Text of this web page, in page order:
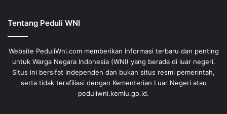
Tentang Peduli WNI
Website PeduliWni.com memberikan Informasi terbaru dan penting
untuk Warga Negara Indonesia (WNI) yang berada di luar negeri.
Situs ini bersifat independen dan bukan situs resmi pemerintah,
serta tidak terafiliasi dengan Kementerian Luar Negeri atau
peduliwni.kemlu.go.id.